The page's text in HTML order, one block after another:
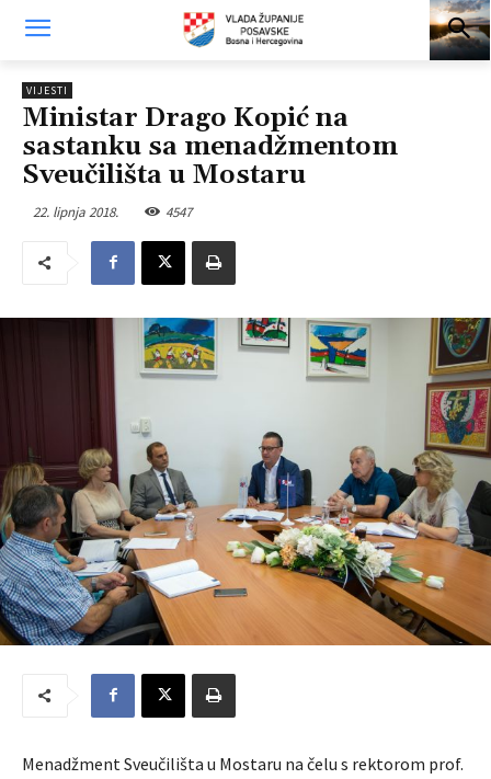
VIJESTI
Ministar Drago Kopić na
sastanku sa menadžmentom
Sveučilišta u Mostaru
22. lipnja 2018. 4547
Menadžment Sveučilišta u Mostaru na čelu s rektorom prof.